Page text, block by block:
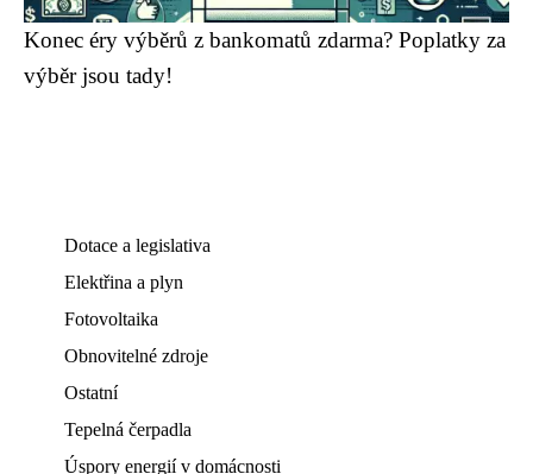
Konec éry výběrů z bankomatů zdarma? Poplatky za
výběr jsou tady!
Dotace a legislativa
Elektřina a plyn
Fotovoltaika
Obnovitelné zdroje
Ostatní
Tepelná čerpadla
Úspory energií v domácnosti